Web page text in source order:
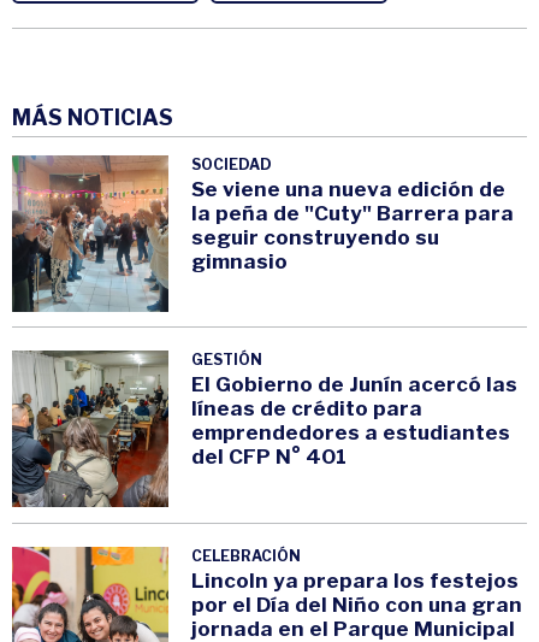
MÁS NOTICIAS
SOCIEDAD
Se viene una nueva edición de
la peña de "Cuty" Barrera para
seguir construyendo su
gimnasio
GESTIÓN
El Gobierno de Junín acercó las
líneas de crédito para
emprendedores a estudiantes
del CFP N° 401
CELEBRACIÓN
Lincoln ya prepara los festejos
por el Día del Niño con una gran
jornada en el Parque Municipal